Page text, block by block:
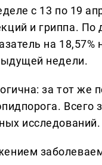
с 13 по 19
и гриппа. По
на
недели.
за тот
исследований.